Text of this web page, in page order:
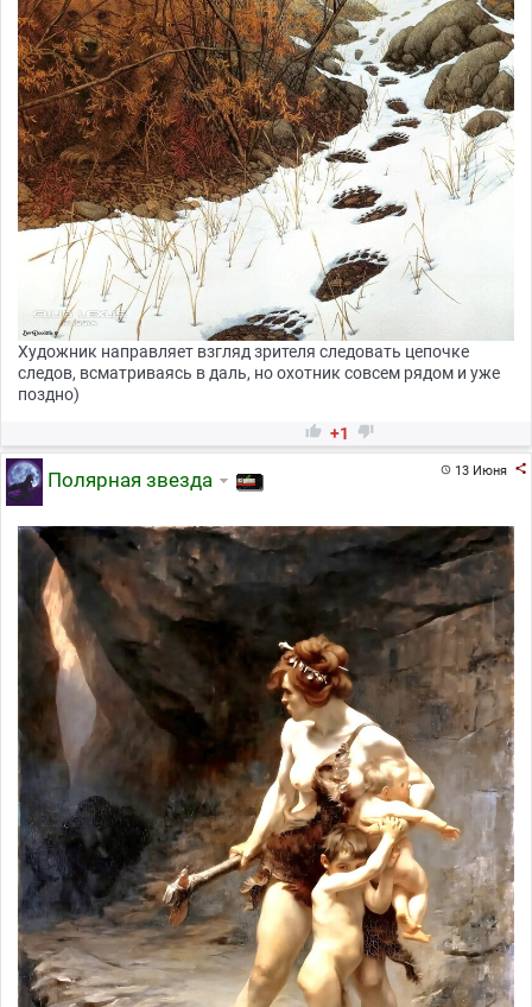
Художник направляет взгляд зрителя следовать цепочке
следов, всматриваясь в даль, но охотник совсем рядом и уже
поздно)
 +1 
13 Июня 
Полярная звезда